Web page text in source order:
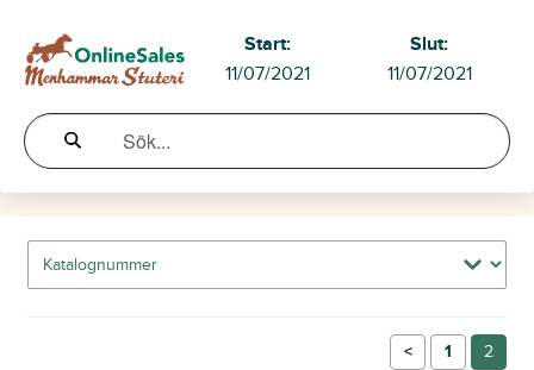
Start:
11/07/2021
Slut:
11/07/2021
← 1 2